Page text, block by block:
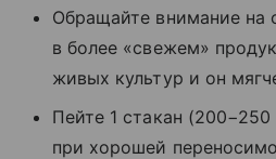
Обращайте внимание на
в более «свежем»
живых культур и он
Пейте 1 стакан
при хорошей